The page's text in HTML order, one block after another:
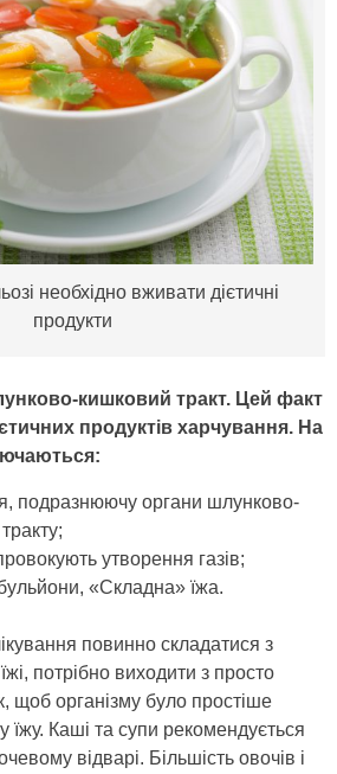
необхідно вживати дієтичні
продукти
кишковий тракт. Цей факт
продуктів харчування. На
подразнюючу органи шлунково-
утворення газів;
«Складна» їжа.
повинно складатися з
потрібно виходити з просто
щоб організму було простіше
їжу. Каші та супи рекомендується
відварі. Більшість овочів і